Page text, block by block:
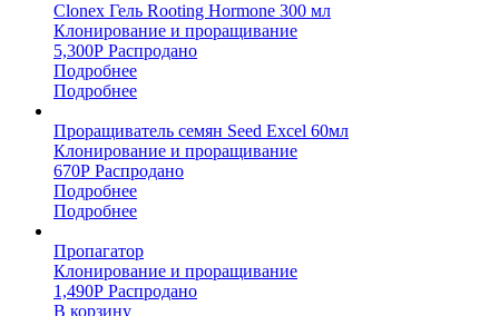
Clonex Гель Rooting Hormone 300 мл
Клонирование и проращивание
5,300Р Распродано
Подробнее
Подробнее
Проращиватель семян Seed Excel 60мл
Клонирование и проращивание
670Р Распродано
Подробнее
Подробнее
Пропагатор
Клонирование и проращивание
1,490Р Распродано
В корзину